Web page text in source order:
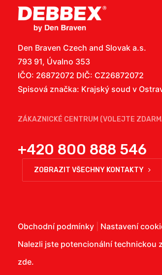
Den Braven Czech and Slovak a.s.
793 91, Úvalno 353
IČO: 26872072 DIČ: CZ26872072
Spisová značka: Krajský soud v
ZÁKAZNICKÉ CENTRUM (VOLEJTE
+420 800 888 546
ZOBRAZIT VŠECHNY KONTAKTY
Obchodní podmínky Nastavení
Nalezli jste potencionální technickou
zde.